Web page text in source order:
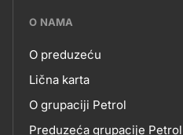
???
skupno.footer-
title???
O NAMA
O
NAMA
O preduzeću
Lična karta
O grupaciji Petrol
Preduzeća grupacije Petrol